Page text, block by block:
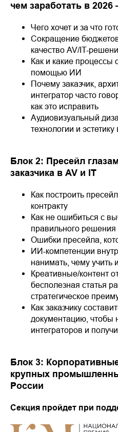
чем заработать в 2026
Чего хочет и за что
Сокращение
качество AV/IT-
Как и какие процессы
помощью ИИ
Почему заказчик,
интегратор часто
как это исправить
Аудиовизуальный
технологии и
Блок 2: Пресейл
заказчика в AV и IT
Как построить
контракту
Как не ошибиться с
правильного решения
Ошибки пресейла,
ИИ-компетенции
нанимать, чему учить
Креативные/контент
бесполезная статья
стратегическое
Как заказчику
документацию, чтобы
интеграторов и
Блок 3:
крупных
России
Секция пройдет при